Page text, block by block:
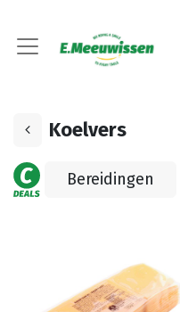
Koelvers
Bereidingen